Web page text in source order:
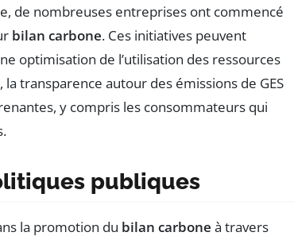
de nombreuses entreprises ont commencé
bilan carbone. Ces initiatives peuvent
optimisation de l’utilisation des ressources
transparence autour des émissions de GES
y compris les consommateurs qui
publiques
la promotion du bilan carbone à travers